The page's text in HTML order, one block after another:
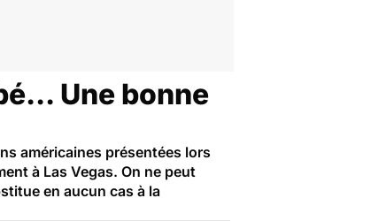
Une bonne
américaines présentées lors
à Las Vegas. On ne peut
en aucun cas à la